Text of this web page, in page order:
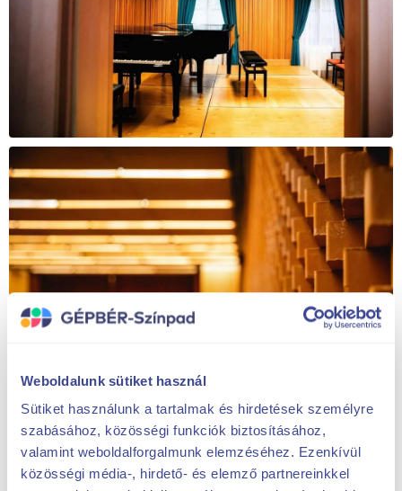
Weboldalunk sütiket használ
Sütiket használunk a tartalmak és hirdetések személyre
szabásához, közösségi funkciók biztosításához,
valamint weboldalforgalmunk elemzéséhez. Ezenkívül
közösségi média-, hirdető- és elemző partnereinkkel